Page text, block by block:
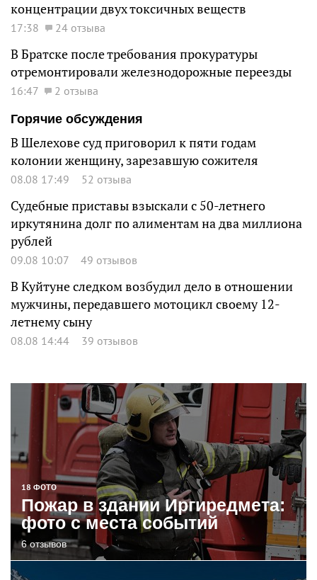
концентрации двух токсичных веществ
17:38 24 отзыва
В Братске после требования прокуратуры
отремонтировали железнодорожные переезды
16:47
2 отзыва
Горячие обсуждения
В Шелехове суд приговорил к пяти годам
колонии женщину, зарезавшую сожителя
08.08 17:49 52 отзыва
Судебные приставы взыскали с 50-летнего
иркутянина долг по алиментам на два миллиона
рублей
09.08 10:07 49 отзывов
В Куйтуне следком возбудил дело в отношении
мужчины, передавшего мотоцикл своему 12-
летнему сыну
08.08 14:44 39 отзывов
18 ФОТО
Пожар в здании Иргиредмета:
фото с места событий
6 отзывов